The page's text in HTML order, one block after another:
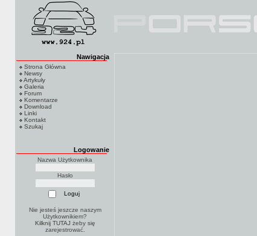
Nawigacja
Strona Główna
Newsy
Artykuły
Galeria
Forum
Komentarze
Download
Linki
Kontakt
Szukaj
Logowanie
Nazwa Użytkownika
Hasło
Nie jesteś jeszcze naszym
Użytkownikiem?
Kilknij TUTAJżeby się
zarejestrować.